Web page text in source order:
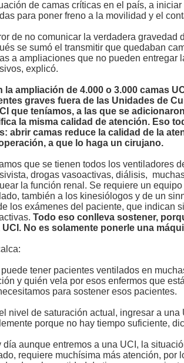
de camas críticas en el país, a
para poner freno a la movilidad y el
de no comunicar la verdadera
se sumó el transmitir que quedaban
a ampliaciones que no pueden
explicó.
la ampliación de 4.000 o 3.000 camas
graves fuera de las Unidades de
que teníamos, a las que se
la misma calidad de atención. Eso
abrir camas reduce la calidad de la
a que lo haga un cirujano.
que se tienen todos los ventiladores
drogas vasoactivas, diálisis,
la función renal. Se requiere un
también a los kinesiólogos y de un
los exámenes del paciente, que indican
Todo eso conlleva sostener,
UCI. No es solamente ponerle una
tener pacientes ventilados en
y quién vela por esos enfermos que
para sostener esos pacientes.
nivel de saturación actual, ingresar a
porque no hay tiempo suficiente,
día aunque entremos a una UCI, la
requiere muchísima más atención, por